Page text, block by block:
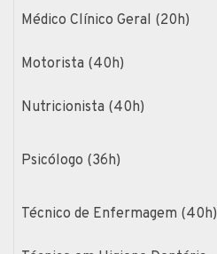
Médico Clínico Geral (20h)
Motorista (40h)
Nutricionista (40h)
Psicólogo (36h)
Técnico de Enfermagem (40h)